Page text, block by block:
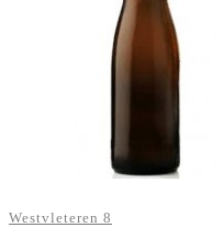
Westvleteren 8